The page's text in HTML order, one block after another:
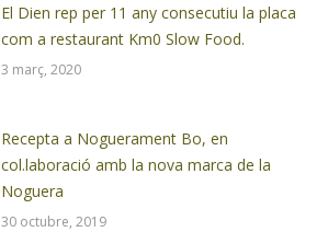
El Dien rep per 11 any consecutiu la placa
com a restaurant Km0 Slow Food.
3 març, 2020
Recepta a Noguerament Bo, en
col.laboració amb la nova marca de la
Noguera
30 octubre, 2019